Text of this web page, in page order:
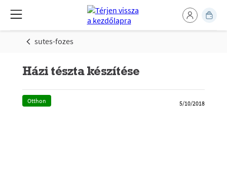
sutes-fozes
Házi tészta készítése
Otthon 5/10/2018